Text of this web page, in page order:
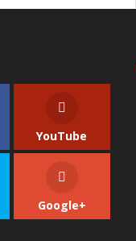
YouTube
Google+